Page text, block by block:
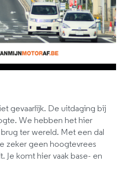
gevaarlijk. De uitdaging bij
We hebben het hier
ter wereld. Met een dal
zeker geen hoogtevrees
Je komt hier vaak base- en